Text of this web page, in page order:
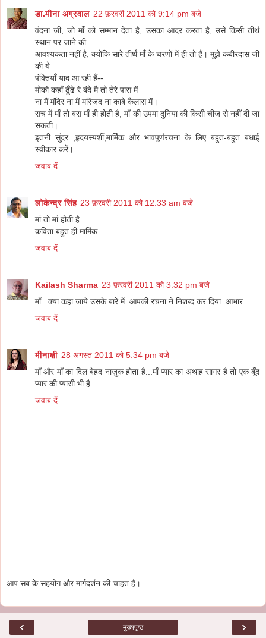
डा.मीना अग्रवाल 22 फ़रवरी 2011 को 9:14 pm बजे
वंदना जी, जो माँ को सम्मान देता है, उसका आदर करता है, उसे किसी तीर्थ
स्थान पर जाने की
आवश्यकता नहीं है, क्योंकि सारे तीर्थ माँ के चरणों में ही तो हैं। मुझे कबीरदास जी
की ये
पंक्तियाँ याद आ रही हैं--
मोको कहाँ ढूँढे रे बंदे मै तो तेरे पास में
ना मैं मंदिर ना मैं मस्जिद ना काबे कैलास में।
सच में माँ तो बस माँ ही होती है, माँ की उपमा दुनिया की किसी चीज से नहीं दी जा
सकती।
इतनी सुंदर ,हृदयस्पर्शी,मार्मिक और भावपूर्णरचना के लिए बहुत-बहुत बधाई
स्वीकार करें।
जवाब दें
लोकेन्द्र सिंह 23 फ़रवरी 2011 को 12:33 am बजे
मां तो मां होती है....
कविता बहुत ही मार्मिक....
जवाब दें
Kailash Sharma 23 फ़रवरी 2011 को 3:32 pm बजे
माँ...क्या कहा जाये उसके बारे में..आपकी रचना ने निशब्द कर दिया..आभार
जवाब दें
मीनाक्षी 28 अगस्त 2011 को 5:34 pm बजे
माँ और माँ का दिल बेहद नाज़ुक होता है...माँ प्यार का अथाह सागर है तो एक बूँद
प्यार की प्यासी भी है...
जवाब दें
आप सब के सहयोग और मार्गदर्शन की चाहत है।
‹ ›
मुख्यपृष्ठ